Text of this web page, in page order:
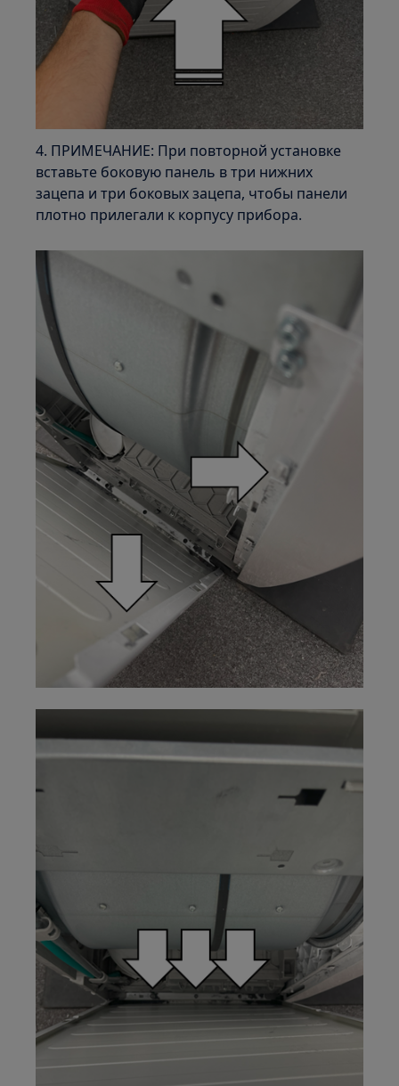
4. ПРИМЕЧАНИЕ: При повторной установке
вставьте боковую панель в три нижних
зацепа и три боковых зацепа, чтобы панели
плотно прилегали к корпусу прибора.